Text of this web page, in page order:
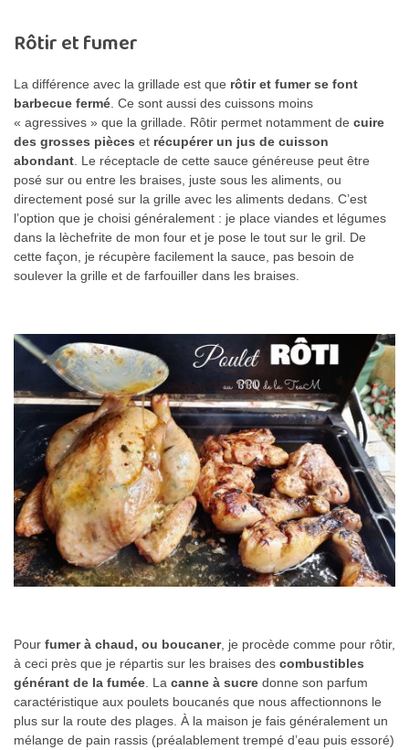
Rôtir et fumer
La différence avec la grillade est que rôtir et fumer se font
barbecue fermé . Ce sont aussi des cuissons moins
« agressives » que la grillade. Rôtir permet notamment de cuire
des grosses pièces et récupérer un jus de cuisson
abondant . Le réceptacle de cette sauce généreuse peut être
posé sur ou entre les braises, juste sous les aliments, ou
directement posé sur la grille avec les aliments dedans. C’est
l’option que je choisi généralement : je place viandes et légumes
dans la lèchefrite de mon four et je pose le tout sur le gril. De
cette façon, je récupère facilement la sauce, pas besoin de
soulever la grille et de farfouiller dans les braises.
Pour fumer à chaud, ou boucaner, je procède comme pour rôtir,
à ceci près que je répartis sur les braises des combustibles
générant de la fumée . La canne à sucre donne son parfum
caractéristique aux poulets boucanés que nous affectionnons le
plus sur la route des plages. À la maison je fais généralement un
mélange de pain rassis (préalablement trempé d’eau puis essoré)